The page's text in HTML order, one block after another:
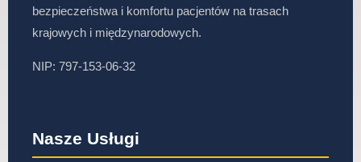
bezpieczeństwa i komfortu pacjentów na trasach
krajowych i międzynarodowych.
NIP: 797-153-06-32
Nasze Usługi